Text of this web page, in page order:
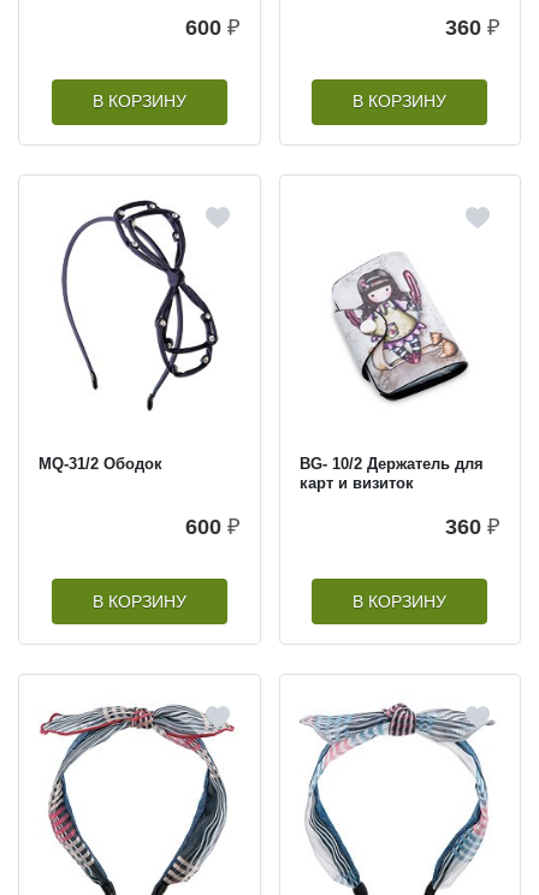
600 ₽
В КОРЗИНУ
360 ₽
В КОРЗИНУ
MQ-31/2 Ободок
600 ₽
В КОРЗИНУ
BG- 10/2 Держатель для
карт и визиток
360 ₽
В КОРЗИНУ